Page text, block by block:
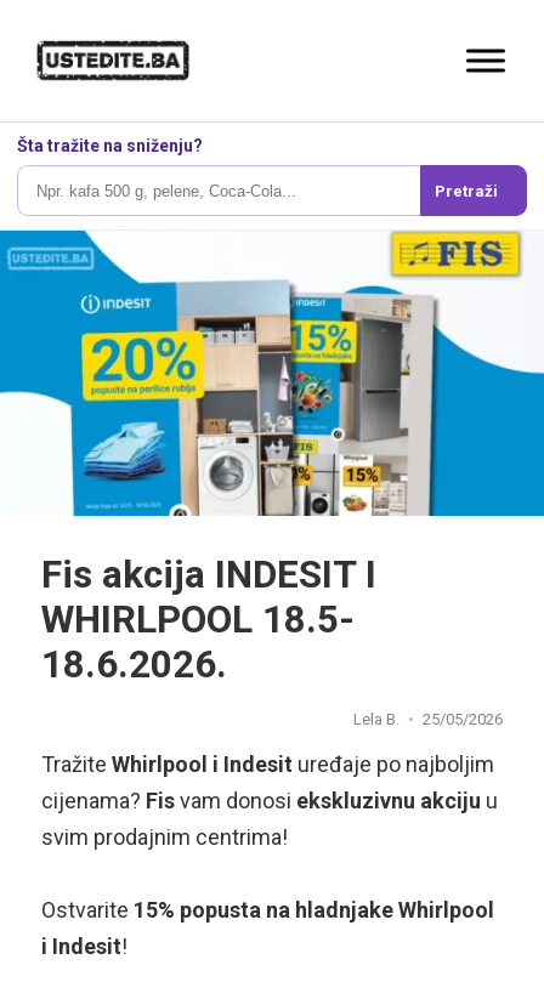
Šta tražite na sniženju?
Pretraži
Fis akcija INDESIT I
WHIRLPOOL 18.5-
18.6.2026.
Lela B. 25/05/2026
Tražite Whirlpool i Indesit uređaje po najboljim
cijenama? Fisvam donosi ekskluzivnu akciju u
svim prodajnim centrima!
Ostvarite 15% popusta na hladnjake Whirlpool
i Indesit!